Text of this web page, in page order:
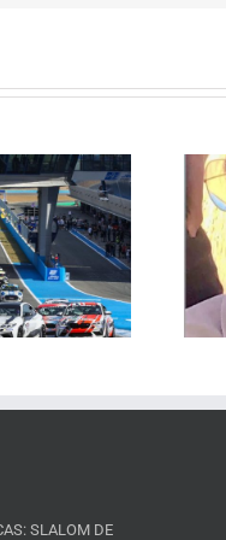
Obituario
SLALOM DE